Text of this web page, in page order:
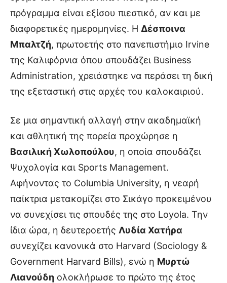
πρόγραμμα είναι εξίσου πιεστικό, αν και με
διαφορετικές ημερομηνίες. Η Δέσποινα
Μπαλτζή, πρωτοετής στο πανεπιστήμιο Irvine
της Καλιφόρνια όπου σπουδάζει Business
Administration, χρειάστηκε να περάσει τη δική
της εξεταστική στις αρχές του καλοκαιριού.
Σε μια σημαντική αλλαγή στην ακαδημαϊκή
και αθλητική της πορεία προχώρησε η
Βασιλική Χωλοπούλου, η οποία σπουδάζει
Ψυχολογία και Sports Management.
Αφήνοντας το Columbia University, η νεαρή
παίκτρια μετακομίζει στο Σικάγο προκειμένου
να συνεχίσει τις σπουδές της στο Loyola. Την
ίδια ώρα, η δευτεροετής Λυδία Χατήρα
συνεχίζει κανονικά στο Harvard (Sociology &
Government Harvard Bills), ενώ η Μυρτώ
Λιανούδη ολοκλήρωσε το πρώτο της έτος